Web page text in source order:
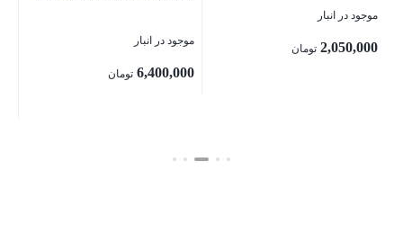
موجود در انبار
2,050,000 تومان
موجود در انبار
6,400,000 تومان